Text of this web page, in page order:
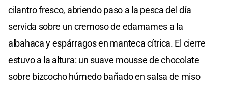
cilantro fresco, abriendo paso a la pesca del día
servida sobre un cremoso de edamames a la
albahaca y espárragos en manteca cítrica. El cierre
estuvo a la altura: un suave mousse de chocolate
sobre bizcocho húmedo bañado en salsa de miso